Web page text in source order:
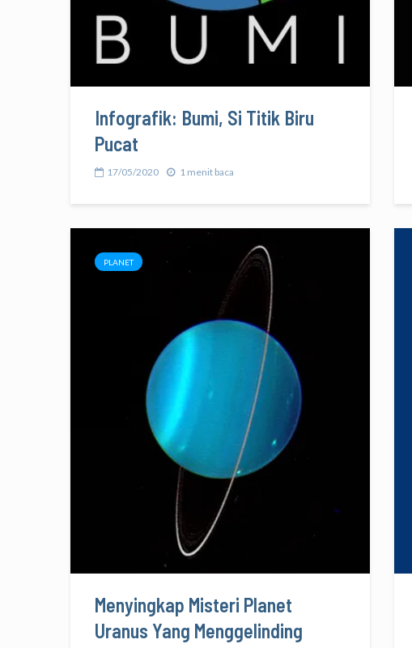
Infografik: Bumi, Si Titik Biru
Pucat
17/05/2020 1 menit baca
PLANET
Menyingkap Misteri Planet
Uranus Yang Menggelinding